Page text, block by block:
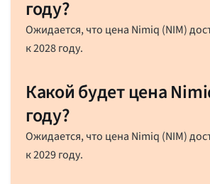
году?
Ожидается, что цена Nimiq (NIM)
к 2028 году.
Какой будет цена
году?
Ожидается, что цена Nimiq (NIM)
к 2029 году.